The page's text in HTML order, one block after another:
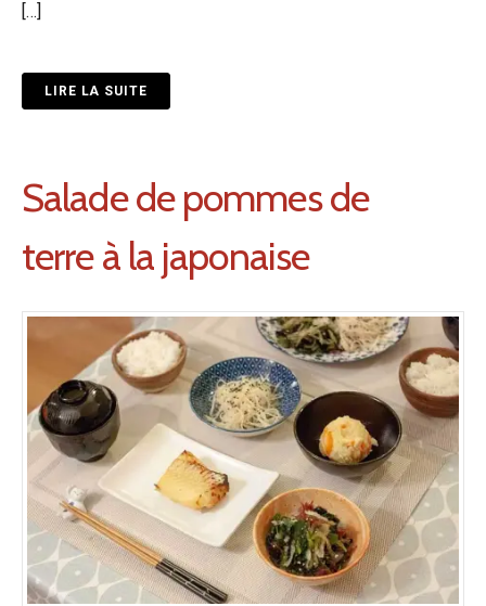
[…]
LIRE LA SUITE
Salade de pommes de
terre à la japonaise